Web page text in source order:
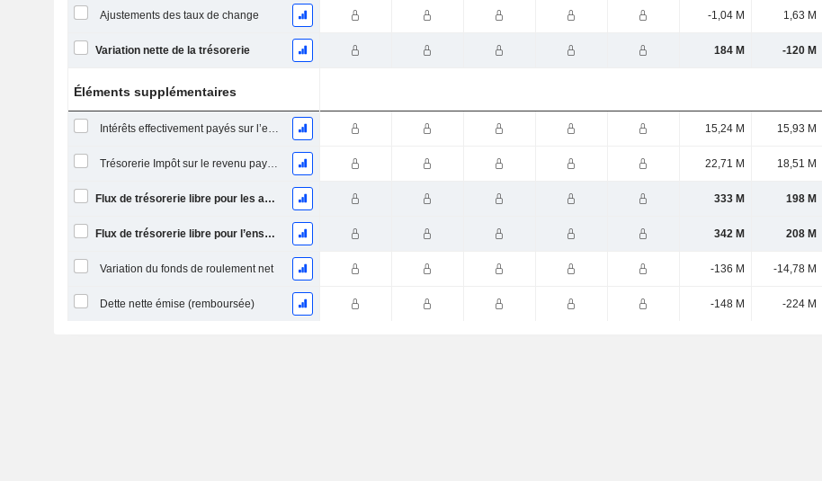
Ajustements des taux de change -1,04 M 1,63 M
Variation nette de la trésorerie 184 M -120 M
Éléments supplémentaires
Intérêts effectivement payés sur l’exercice 15,24 M 15,93 M
Trésorerie Impôt sur le revenu payé (remboursement)Impôt effectivement payé (remboursé) sur l’exercice 22,71 M 18,51 M
Flux de trésorerie libre pour les actionnaires FCFE 333 M 198 M
Flux de trésorerie libre pour l’ensemble des pourvoyeurs de fonds (créanciers et actionnaires) FCFF 342 M 208 M
Variation du fonds de roulement net -136 M -14,78 M
Dette nette émise (remboursée) -148 M -224 M